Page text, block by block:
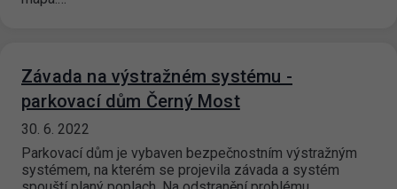
Závada na výstražném systému -
parkovací dům Černý Most
30. 6. 2022
Parkovací dům je vybaven bezpečnostním výstražným
systémem, na kterém se projevila závada a systém